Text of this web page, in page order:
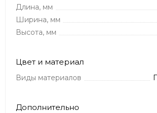
Длина, мм
Ширина, мм
Высота, мм
Цвет и материал
Виды материалов
Дополнительно